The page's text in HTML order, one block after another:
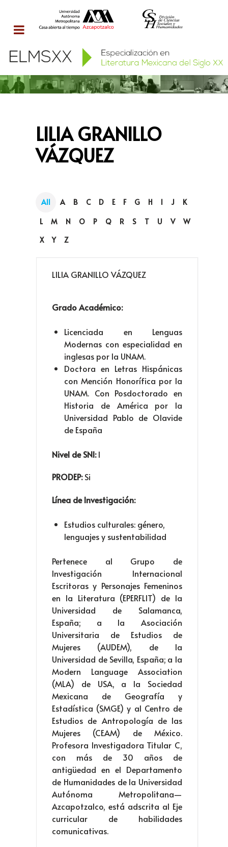
LILIA GRANILLO
VÁZQUEZ
All A B C D E F G H I J
K
L
M N O P Q R S T U V
W
X
Y Z
LILIA GRANILLO VÁZQUEZ
Grado Académico:
Licenciada en Lenguas
Modernas con especialidad en
inglesas por la UNAM.
Doctora en Letras Hispánicas
con Mención Honorífica por la
UNAM. Con Posdoctorado en
Historia de América por la
Universidad Pablo de Olavide
de España
Nivel de SNI:I
PRODEP:Si
Línea de Investigación:
Estudios culturales: género,
lenguajes y sustentabilidad
Pertenece al Grupo de
Investigación Internacional
Escritoras y Personajes Femeninos
en la Literatura (EPERFLIT) de la
Universidad de Salamanca,
España; a la Asociación
Universitaria de Estudios de
Mujeres (AUDEM), de la
Universidad de Sevilla, España; a la
Modern Language Association
(MLA) de USA, a la Sociedad
Mexicana de Geografía y
Estadística (SMGE) y al Centro de
Estudios de Antropología de las
Mujeres (CEAM) de México.
Profesora Investigadora Titular C,
con más de 30 años de
antigüedad en el Departamento
de Humanidades de la Universidad
Autónoma Metropolitana—
Azcapotzalco, está adscrita al Eje
curricular de habilidades
comunicativas.